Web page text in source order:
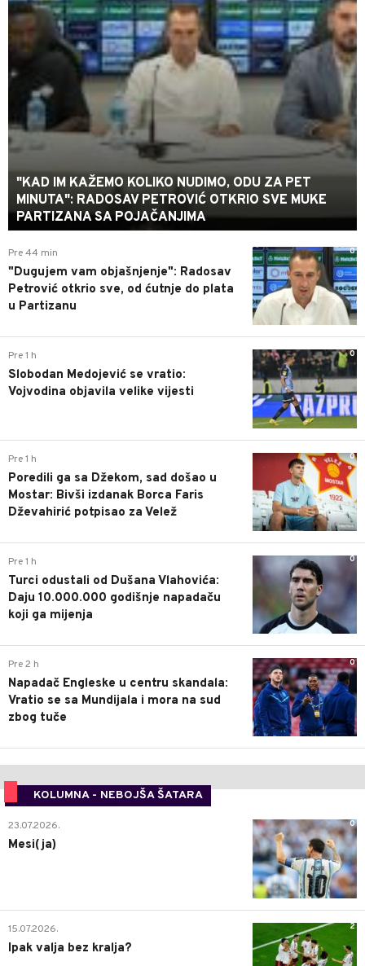
"KAD IM KAŽEMO KOLIKO NUDIMO, ODU ZA PET
MINUTA": RADOSAV PETROVIĆ OTKRIO SVE MUKE
PARTIZANA SA POJAČANJIMA
0
Pre 44 min
"Dugujem vam objašnjenje": Radosav
Petrović otkrio sve, od ćutnje do plata
u Partizanu
0
Pre 1 h
Slobodan Medojević se vratio:
Vojvodina objavila velike vijesti
0
Pre 1 h
Poredili ga sa Džekom, sad došao u
Mostar: Bivši izdanak Borca Faris
Dževahirić potpisao za Velež
0
Pre 1 h
Turci odustali od Dušana Vlahovića:
Daju 10.000.000 godišnje napadaču
koji ga mijenja
0
Pre 2 h
Napadač Engleske u centru skandala:
Vratio se sa Mundijala i mora na sud
zbog tuče
KOLUMNA - NEBOJŠA ŠATARA
0
23.07.2026.
Mesi(ja)
2
15.07.2026.
Ipak valja bez kralja?